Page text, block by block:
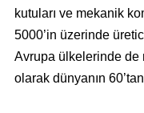
kutuları ve mekanik
5000’in üzerinde
Avrupa ülkelerinde de
olarak dünyanın